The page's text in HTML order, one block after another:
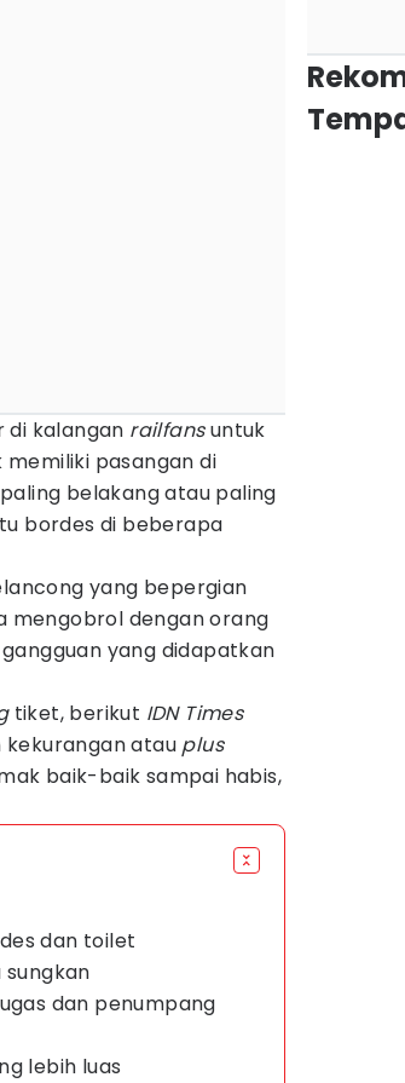
di kalangan railfansuntuk
pasangan di
belakang atau paling
bordes di beberapa
yang bepergian
mengobrol dengan orang
yang didapatkan
tiket, berikut IDN Times
atau plus
baik-baik sampai habis,
dan toilet
sungkan
dan penumpang
lebih luas